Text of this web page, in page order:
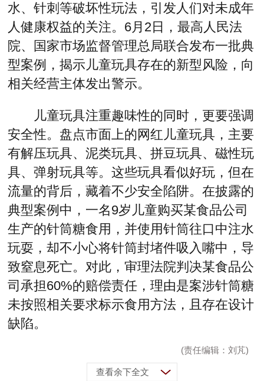
水、针刺等破坏性玩法，引发人们对未成年
人健康权益的关注。6月2日，最高人民法
院、国家市场监督管理总局联合发布一批典
型案例，揭示儿童玩具存在的新型风险，向
相关经营主体发出警示。
儿童玩具注重趣味性的同时，更要强调
安全性。盘点市面上的网红儿童玩具，主要
有解压玩具、泥类玩具、拼豆玩具、磁性玩
具、弹射玩具等。这些玩具看似好玩，但在
流量的背后，藏着不少安全陷阱。在披露的
典型案例中，一名9岁儿童购买某食品公司
生产的针筒糖食用，并使用针筒往口中注水
玩耍，却不小心将针筒封堵件吸入嘴中，导
致窒息死亡。对此，审理法院判决某食品公
司承担60%的赔偿责任，理由是案涉针筒糖
未按照相关要求标示食用方法，且存在设计
缺陷。
(责任编辑：刘芃)
查看余下全文